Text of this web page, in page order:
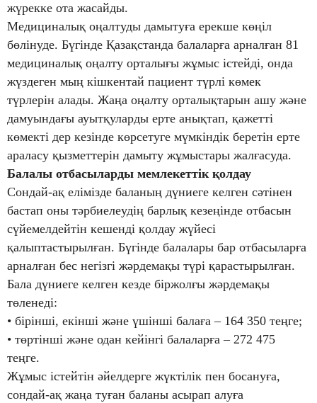
жүрекке ота жасайды.
Медициналық оңалтуды дамытуға ерекше көңіл
бөлінуде. Бүгінде Қазақстанда балаларға арналған 81
медициналық оңалту орталығы жұмыс істейді, онда
жүздеген мың кішкентай пациент түрлі көмек
түрлерін алады. Жаңа оңалту орталықтарын ашу және
дамуындағы ауытқуларды ерте анықтап, қажетті
көмекті дер кезінде көрсетуге мүмкіндік беретін ерте
араласу қызметтерін дамыту жұмыстары жалғасуда.
Балалы отбасыларды мемлекеттік қолдау
Сондай-ақ елімізде баланың дүниеге келген сәтінен
бастап оны тәрбиелеудің барлық кезеңінде отбасын
сүйемелдейтін кешенді қолдау жүйесі
қалыптастырылған. Бүгінде балалары бар отбасыларға
арналған бес негізгі жәрдемақы түрі қарастырылған.
Бала дүниеге келген кезде біржолғы жәрдемақы
төленеді:
• бірінші, екінші және үшінші балаға – 164 350 теңге;
• төртінші және одан кейінгі балаларға – 272 475
теңге.
Жұмыс істейтін әйелдерге жүктілік пен босануға,
сондай-ақ жаңа туған баланы асырап алуға